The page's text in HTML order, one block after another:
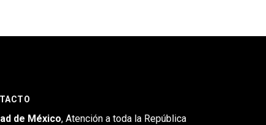
de México, Atención a toda la República